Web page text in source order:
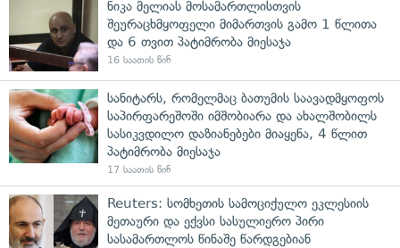
ნიკა მელიას მოსამართლისთვის
შეურაცხმყოფელი მიმართვის გამო 1 წლითა
და 6 თვით პატიმრობა მიესაჯა
16 საათის წინ
სანიტარს, რომელმაც ბათუმის საავადმყოფოს
საპირფარეშოში იმშობიარა და ახალშობილს
სასიკვდილო დაზიანებები მიაყენა, 4 წლით
პატიმრობა მიესაჯა
17 საათის წინ
Reuters: სომხეთის სამოციქულო ეკლესიის
მეთაური და ექვსი სასულიერო პირი
სასამართლოს წინაშე წარდგებიან